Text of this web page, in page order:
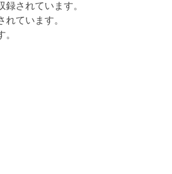
されています。
ています。